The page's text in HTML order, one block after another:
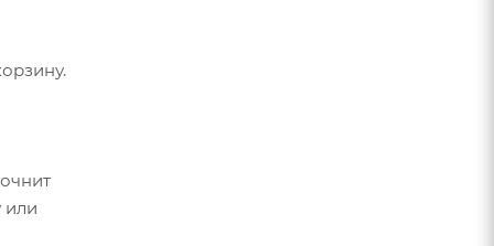
или